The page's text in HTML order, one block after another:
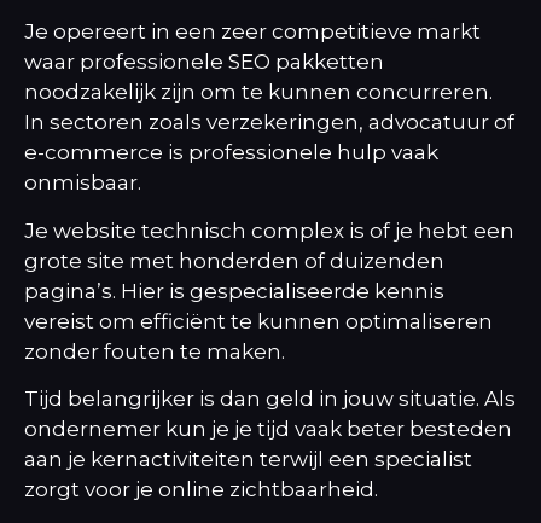
Je opereert in een zeer competitieve markt
waar professionele SEO pakketten
noodzakelijk zijn om te kunnen concurreren.
In sectoren zoals verzekeringen, advocatuur of
e-commerce is professionele hulp vaak
onmisbaar.
Je website technisch complex is of je hebt een
grote site met honderden of duizenden
pagina’s. Hier is gespecialiseerde kennis
vereist om efficiënt te kunnen optimaliseren
zonder fouten te maken.
Tijd belangrijker is dan geld in jouw situatie. Als
ondernemer kun je je tijd vaak beter besteden
aan je kernactiviteiten terwijl een specialist
zorgt voor je online zichtbaarheid.